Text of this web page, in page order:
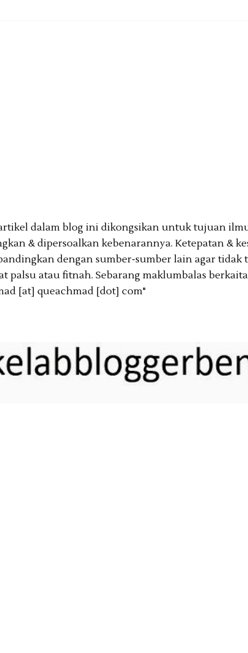
dalam blog ini dikongsikan untuk tujuan
& dipersoalkan kebenarannya. Ketepatan &
dengan sumber-sumber lain agar tidak
palsu atau fitnah. Sebarang maklumbalas
[at] queachmad [dot] com"